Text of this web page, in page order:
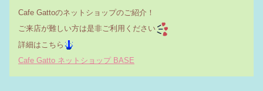
Cafe Gattoのネットショップのご紹介！
ご来店が難しい方は是非ご利用ください
詳細はこちら
Cafe Gatto ネットショップ BASE